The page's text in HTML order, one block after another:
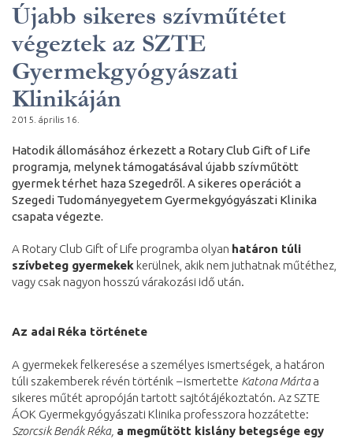
Újabb sikeres szívműtétet
végeztek az SZTE
Gyermekgyógyászati
Klinikáján
2015. április 16.
Hatodik állomásához érkezett a Rotary Club Gift of Life
programja, melynek támogatásával újabb szívműtött
gyermek térhet haza Szegedről. A sikeres operációt a
Szegedi Tudományegyetem Gyermekgyógyászati Klinika
csapata végezte.
A Rotary Club Gift of Life programba olyan határon túli
szívbeteg gyermekek kerülnek, akik nem juthatnak műtéthez,
vagy csak nagyon hosszú várakozási idő után.
Az adai Réka története
A gyermekek felkeresése a személyes ismertségek, a határon
túli szakemberek révén történik –ismertette Katona Mártaa
sikeres műtét apropóján tartott sajtótájékoztatón. Az SZTE
ÁOK Gyermekgyógyászati Klinika professzora hozzátette:
Szorcsik Benák Réka, a megműtött kislány betegsége egy